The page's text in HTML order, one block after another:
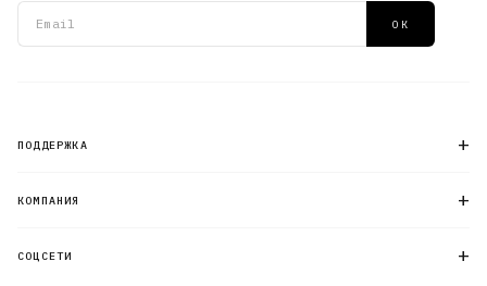
Email адрес
ОК
ПОДДЕРЖКА +
КОМПАНИЯ +
СОЦСЕТИ +